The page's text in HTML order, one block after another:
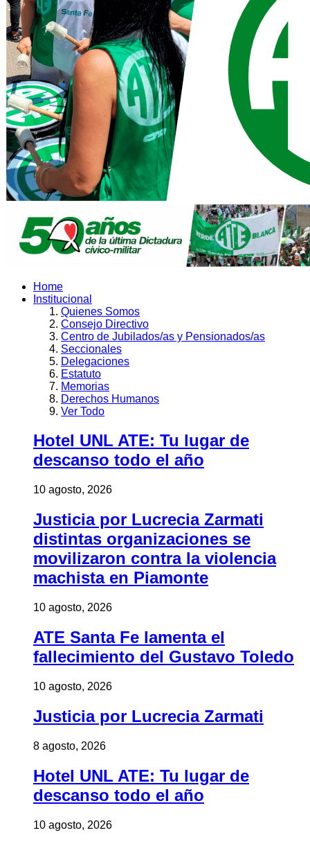
Home
Institucional
Quienes Somos
Consejo Directivo
Centro de Jubilados/as y Pensionados/as
Seccionales
Delegaciones
Estatuto
Memorias
Derechos Humanos
Ver Todo
Hotel UNL ATE: Tu lugar de
descanso todo el año
10 agosto, 2026
Justicia por Lucrecia Zarmati
distintas organizaciones se
movilizaron contra la violencia
machista en Piamonte
10 agosto, 2026
ATE Santa Fe lamenta el
fallecimiento del Gustavo Toledo
10 agosto, 2026
Justicia por Lucrecia Zarmati
8 agosto, 2026
Hotel UNL ATE: Tu lugar de
descanso todo el año
10 agosto, 2026